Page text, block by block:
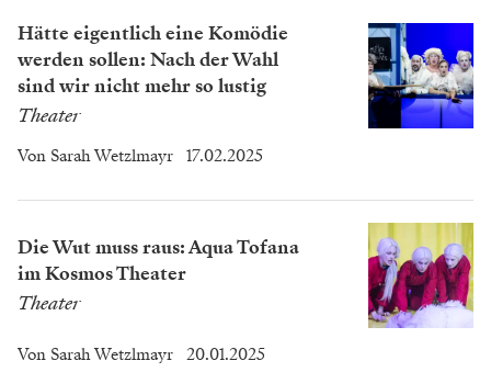
Hätte eigentlich eine Komödie
werden sollen: Nach der Wahl
sind wir nicht mehr so lustig
Theater
Von Sarah Wetzlmayr 17.02.2025
Die Wut muss raus: Aqua Tofana
im Kosmos Theater
Theater
Von Sarah Wetzlmayr 20.01.2025